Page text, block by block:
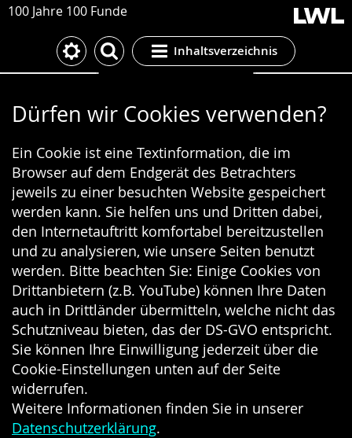
100 Jahre 100 Funde
Inhaltsverzeichnis
Cookie-Einstellungen
Dürfen wir Cookies verwenden?
Ein Cookie ist eine Textinformation, die im
Browser auf dem Endgerät des Betrachters
jeweils zu einer besuchten Website gespeichert
werden kann. Sie helfen uns und Dritten dabei,
den Internetauftritt komfortabel bereitzustellen
und zu analysieren, wie unsere Seiten benutzt
werden. Bitte beachten Sie: Einige Cookies von
Drittanbietern (z.B. YouTube) können Ihre Daten
auch in Drittländer übermitteln, welche nicht das
Schutzniveau bieten, das der DS-GVO entspricht.
Sie können Ihre Einwilligung jederzeit über die
Cookie-Einstellungen unten auf der Seite
widerrufen.
Weitere Informationen finden Sie in unserer
Datenschutzerklärung.